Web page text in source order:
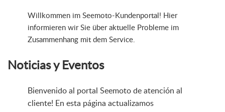
Willkommen im Seemoto-Kundenportal! Hier
informieren wir Sie über aktuelle Probleme im
Zusammenhang mit dem Service.
Noticias y Eventos
Bienvenido al portal Seemoto de atención al
cliente! En esta página actualizamos